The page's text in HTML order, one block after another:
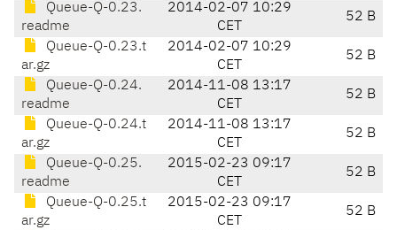
Queue-Q-0.23.
readme
2014-02-07 10:29
CET
52 B
Queue-Q-0.23.t
ar.gz
2014-02-07 10:29
CET
52 B
Queue-Q-0.24.
readme
2014-11-08 13:17
CET
52 B
Queue-Q-0.24.t
ar.gz
2014-11-08 13:17
CET
52 B
Queue-Q-0.25.
readme
2015-02-23 09:17
CET
52 B
Queue-Q-0.25.t
ar.gz
2015-02-23 09:17
CET
52 B